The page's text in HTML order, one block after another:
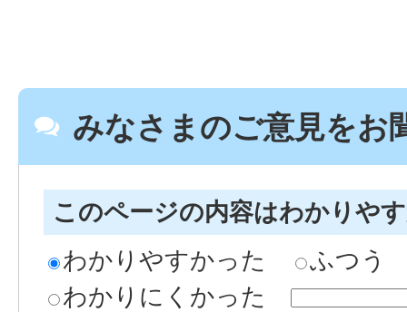
みなさまのご意見をお
このページの内容はわかりや
わかりやすかった
ふつう
わかりにくかった